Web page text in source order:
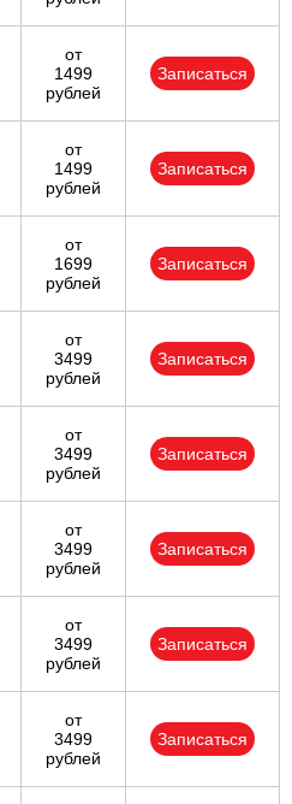
от
1499
рублей
Записаться
от
1499
рублей
Записаться
от
1699
рублей
Записаться
от
3499
рублей
Записаться
от
3499
рублей
Записаться
от
3499
рублей
Записаться
от
3499
рублей
Записаться
от
3499
рублей
Записаться